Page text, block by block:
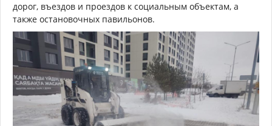
дорог, въездов и проездов к социальным объектам, а
также остановочных павильонов.